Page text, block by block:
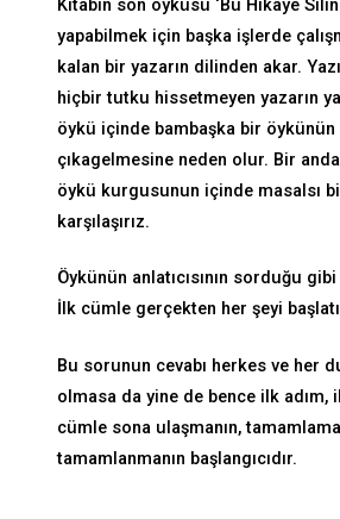
Kitabın son öyküsü ‘Bu Hikâye
yapabilmek için başka işlerde
kalan bir yazarın dilinden akar.
hiçbir tutku hissetmeyen yazarın
öykü içinde bambaşka bir öykünün
çıkagelmesine neden olur. Bir
öykü kurgusunun içinde masalsı
karşılaşırız.
Öykünün anlatıcısının sorduğu
İlk cümle gerçekten her şeyi
Bu sorunun cevabı herkes ve her
olmasa da yine de bence ilk adım,
cümle sona ulaşmanın,
tamamlanmanın başlangıcıdır.